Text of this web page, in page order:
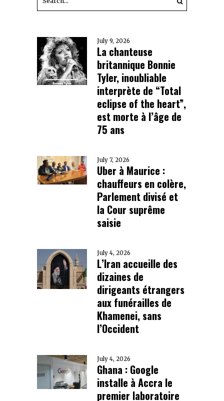
July 9, 2026
La chanteuse
britannique Bonnie
Tyler, inoubliable
interprète de “Total
eclipse of the heart”,
est morte à l’âge de
75 ans
July 7, 2026
Uber à Maurice :
chauffeurs en colère,
Parlement divisé et
la Cour suprême
saisie
July 4, 2026
L’Iran accueille des
dizaines de
dirigeants étrangers
aux funérailles de
Khamenei, sans
l’Occident
July 4, 2026
Ghana : Google
installe à Accra le
premier laboratoire